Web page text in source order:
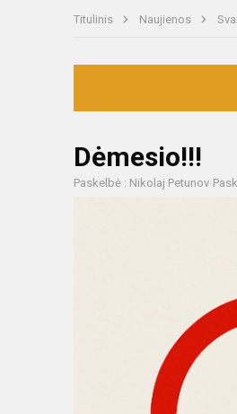
Titulinis Naujienos
Dėmesio!!!
Paskelbė : Nikolaj Petunov